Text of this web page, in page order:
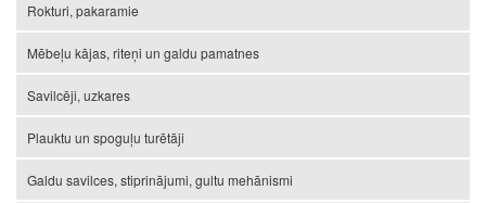
Rokturi, pakaramie
Mēbeļu kājas, riteņi un galdu pamatnes
Savilcēji, uzkares
Plauktu un spoguļu turētāji
Galdu savilces, stiprinājumi, gultu mehānismi